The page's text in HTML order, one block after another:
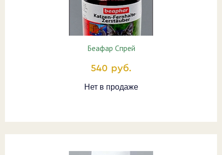
Беафар Спрей
540 руб.
Нет в продаже